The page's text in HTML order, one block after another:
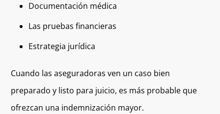
Documentación médica
Las pruebas financieras
Estrategia jurídica
Cuando las aseguradoras ven un caso bien
preparado y listo para juicio, es más probable que
ofrezcan una indemnización mayor.